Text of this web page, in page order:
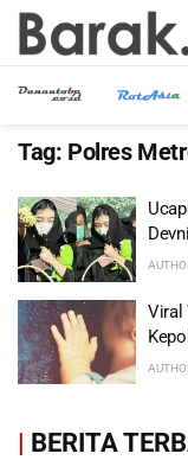
Tag: Polres
Viral
| BERITA